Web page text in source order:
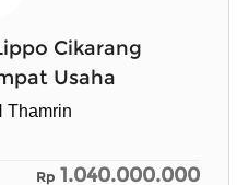
Cikarang
Usaha
Thamrin
Rp 1.040.000.000